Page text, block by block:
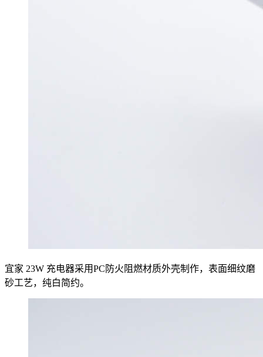
宜家 23W 充电器采用PC防火阻燃材质外壳制作，表面细纹磨
砂工艺，纯白简约。